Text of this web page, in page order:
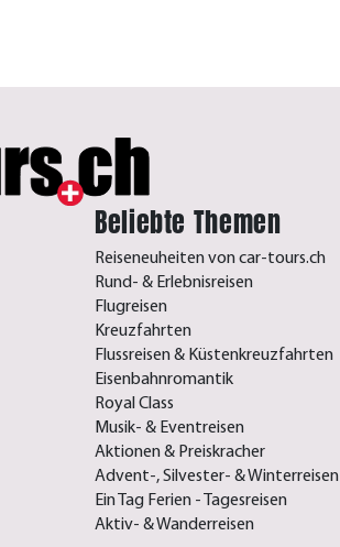
Beliebte Themen
Reiseneuheiten von car-tours.ch
Rund- & Erlebnisreisen
Flugreisen
Kreuzfahrten
Flussreisen & Küstenkreuzfahrten
Eisenbahnromantik
Royal Class
Musik- & Eventreisen
Aktionen & Preiskracher
Advent-, Silvester- & Winterreisen
Ein Tag Ferien - Tagesreisen
Aktiv- & Wanderreisen